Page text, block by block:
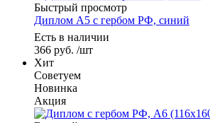
Быстрый просмотр
Диплом А5 с гербом РФ, синий
Есть в наличии
366 руб. /шт
Хит
Советуем
Новинка
Акция